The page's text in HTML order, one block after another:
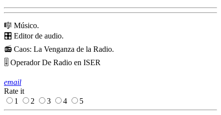
🎼 Músico.
🎛 Editor de audio.
📻 Caos: La Venganza de la Radio.
🎚 Operador De Radio en ISER
email
Rate it
1
2 3 4 5